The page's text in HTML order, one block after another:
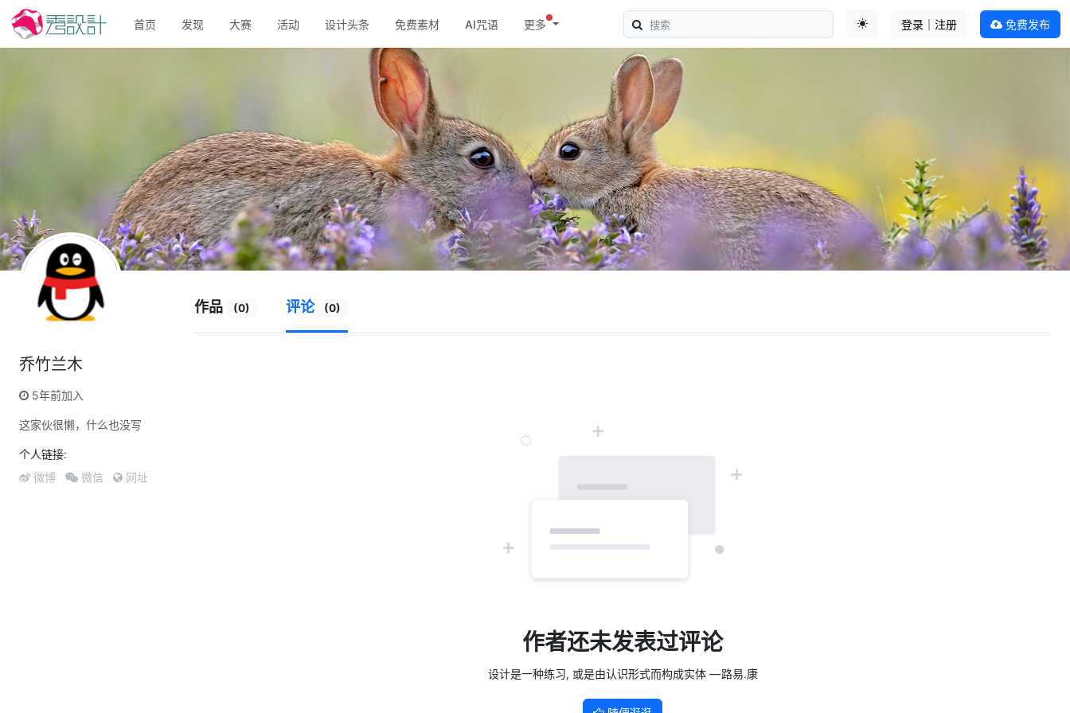
首页 发现 大赛 活动 设计头条 免费素材 AI咒语
更多
登录｜注册 免费发布
乔竹兰木
5年前加入
这家伙很懒，什么也没写
个人链接:
微博 微信 网址
作品 (0) 评论 (0)
作者还未发表过评论
设计是一种练习, 或是由认识形式而构成实体 — 路易.康